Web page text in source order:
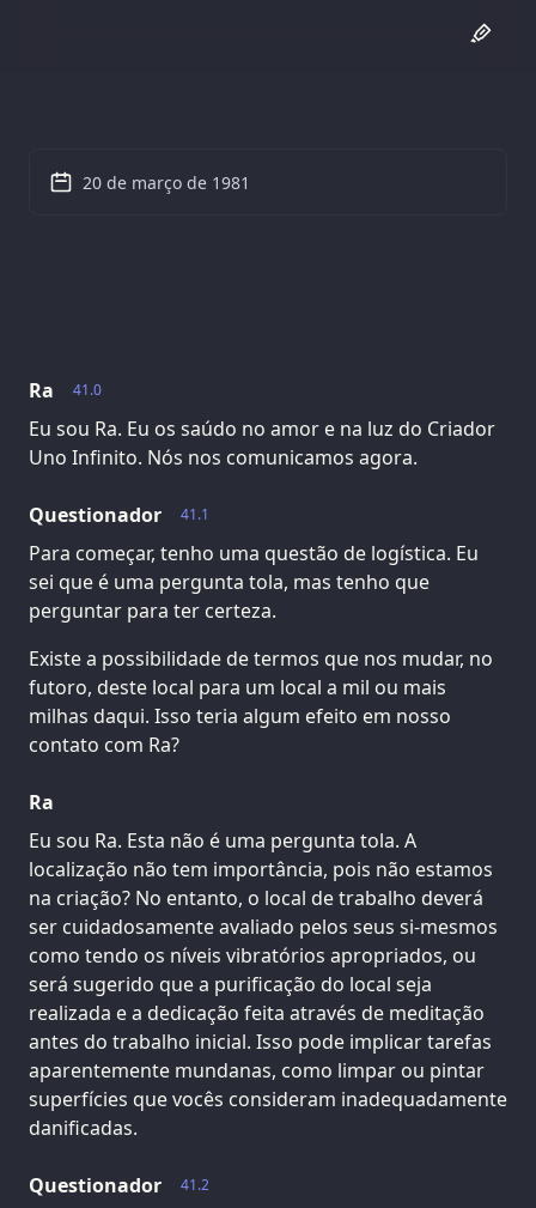
41.0
Ra
Eu sou Ra. Eu os saúdo no amor e na luz do Criador
Uno Infinito. Nós nos comunicamos agora.
41.1
Questionador
Para começar, tenho uma questão de logística. Eu
sei que é uma pergunta tola, mas tenho que
perguntar para ter certeza.
Existe a possibilidade de termos que nos mudar, no
futoro, deste local para um local a mil ou mais
milhas daqui. Isso teria algum efeito em nosso
contato com Ra?
Ra
Eu sou Ra. Esta não é uma pergunta tola. A
localização não tem importância, pois não estamos
na criação? No entanto, o local de trabalho deverá
ser cuidadosamente avaliado pelos seus si-mesmos
como tendo os níveis vibratórios apropriados, ou
será sugerido que a purificação do local seja
realizada e a dedicação feita através de meditação
antes do trabalho inicial. Isso pode implicar tarefas
aparentemente mundanas, como limpar ou pintar
superfícies que vocês consideram inadequadamente
danificadas.
41.2
Questionador
20 de março de 1981